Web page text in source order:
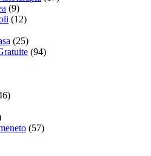
(9)
(12)
(25)
(94)
(57)